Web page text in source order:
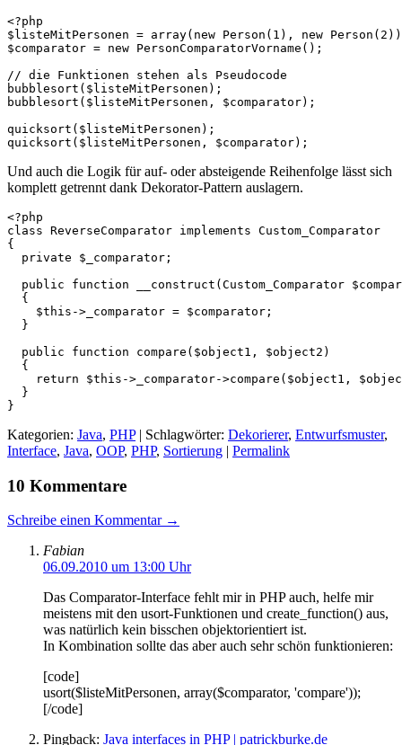
<?php
$listeMitPersonen = array(new Person(1), new
$comparator = new PersonComparatorVorname();
// die Funktionen stehen als Pseudocode
bubblesort($listeMitPersonen);
bubblesort($listeMitPersonen, $comparator);
quicksort($listeMitPersonen);
quicksort($listeMitPersonen, $comparator);
Und auch die Logik für auf- oder absteigende Reihenfolge lässt sich
komplett getrennt dank Dekorator-Pattern auslagern.
<?php
class ReverseComparator implements Custom_Comparator
{
  private $_comparator;
public function __construct(Custom_Comparator
  {
    $this->_comparator = $comparator;
  }
  public function compare($object1, $object2)
  {
return $this->_comparator->compare($object1,
  }
}
Kategorien: Java, PHP| Schlagwörter: Dekorierer, Entwurfsmuster,
Interface, Java, OOP, PHP, Sortierung | Permalink
10 Kommentare
Schreibe einen Kommentar →
Fabian
06.09.2010 um 13:00 Uhr
Das Comparator-Interface fehlt mir in PHP auch, helfe mir
meistens mit den usort-Funktionen und create_function() aus,
was natürlich kein bisschen objektorientiert ist.
In Kombination sollte das aber auch sehr schön funktionieren:
[code]
usort($listeMitPersonen, array($comparator, 'compare'));
[/code]
Pingback: Java interfaces in PHP | patrickburke.de